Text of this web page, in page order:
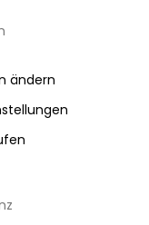
ändern